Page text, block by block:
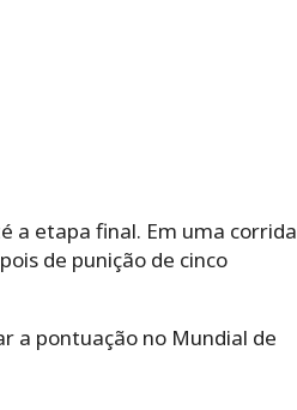
a etapa final. Em uma corrida
de punição de cinco
a pontuação no Mundial de